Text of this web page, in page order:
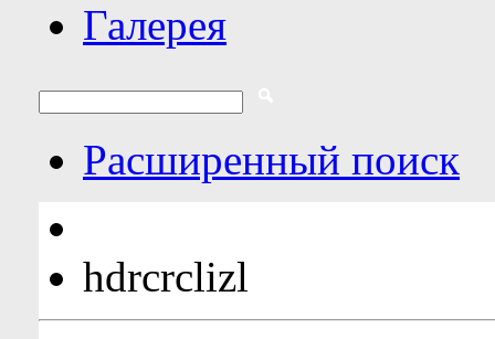
Галерея
Расширенный поиск
hdrcrclizl